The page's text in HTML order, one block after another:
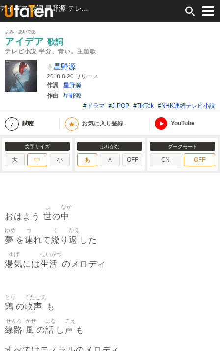
よみ：あいであ
アイデア 歌詞
テレビ小説 半分、青い。主題歌
星野源
2018.8.20 リリース
作詞
星野源
作曲
星野源
#ドラマ
#J-POP #TikTok #NHK連続テレビ小説
試聴 ★ お気に入り登録 YouTube
文字サイズ
大 中 小
ふりがな
あ A OFF
ダークモード
ON OFF
おはよう 世
よ
の中
なか
夢
ゆめ
を連
つ
れて繰
く
り 返
かえ
した
湯気
ゆげ
には生活
せいかつ
のメロディ
鶏
とり
の歌声
うたごえ
も
線路
せんろ
風
かぜ
の話
はな
し声
こえ
も